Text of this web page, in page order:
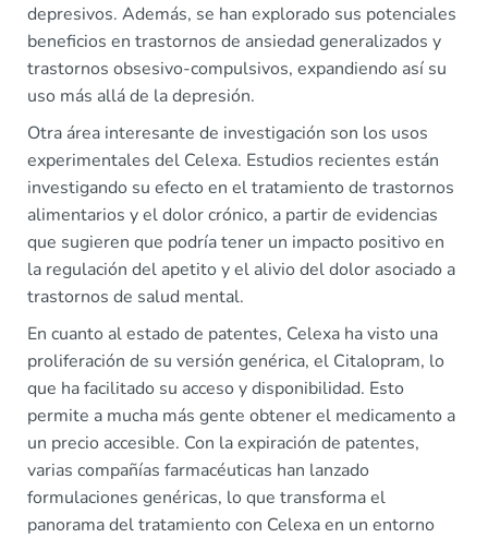
depresivos. Además, se han explorado sus potenciales
beneficios en trastornos de ansiedad generalizados y
trastornos obsesivo-compulsivos, expandiendo así su
uso más allá de la depresión.
Otra área interesante de investigación son los usos
experimentales del Celexa. Estudios recientes están
investigando su efecto en el tratamiento de trastornos
alimentarios y el dolor crónico, a partir de evidencias
que sugieren que podría tener un impacto positivo en
la regulación del apetito y el alivio del dolor asociado a
trastornos de salud mental.
En cuanto al estado de patentes, Celexa ha visto una
proliferación de su versión genérica, el Citalopram, lo
que ha facilitado su acceso y disponibilidad. Esto
permite a mucha más gente obtener el medicamento a
un precio accesible. Con la expiración de patentes,
varias compañías farmacéuticas han lanzado
formulaciones genéricas, lo que transforma el
panorama del tratamiento con Celexa en un entorno